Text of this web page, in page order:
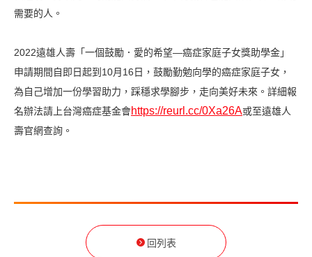
需要的人。
2022遠雄人壽「一個鼓勵．愛的希望—癌症家庭子女獎助學金」
申請期間自即日起到10月16日，鼓勵勤勉向學的癌症家庭子女，
為自己增加一份學習助力，踩穩求學腳步，走向美好未來。詳細報
名辦法請上台灣癌症基金會https://reurl.cc/0Xa26A或至遠雄人
壽官網查詢。
回列表